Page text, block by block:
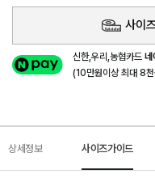
사이
신한,우리,농협카드네
(10만원이상 최대 8
상세정보 사이즈가이드